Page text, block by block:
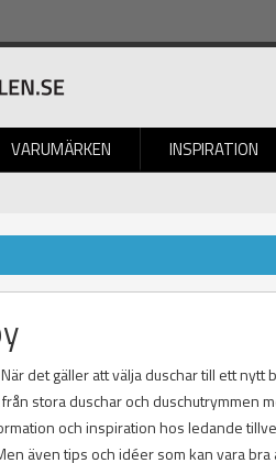
VARUMÄRKEN INSPIRATION
BILDGALLERI
det gäller att välja duschar till ett
stora duschar och duschutrymmen
och inspiration hos ledande
även tips och idéer som kan vara